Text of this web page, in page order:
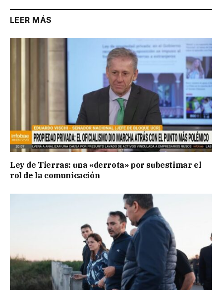
LEER MÁS
Ley de Tierras: una «derrota» por subestimar el
rol de la comunicación